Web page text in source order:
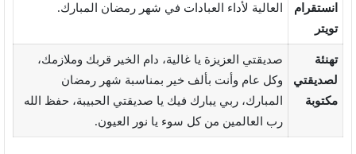
انستقرام
تويتر
العالية لأداء العبادات في شهر رمضان المبارك.
تهنئة
لصديقتي
مكتوبة
صديقتي العزيزة يا غالية، دام الخير قربك وملازمك،
وكل عام وأنت بألف خير بمناسبة شهر رمضان
المبارك، ربي يبارك فيك يا صديقتي الحبيبة، حفظ الله
رب العالمين من كل سوء يا نور العيون.